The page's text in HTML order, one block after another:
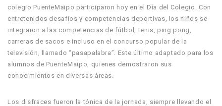
colegio PuenteMaipo participaron hoy en el Día del Colegio. Con
entretenidos desafíos y competencias deportivas, los niños se
integraron a las competencias de fútbol, tenis, ping pong,
carreras de sacos e incluso en el concurso popular de la
televisión, llamado “pasapalabra”. Este último adaptado para los
alumnos de PuenteMaipo, quienes demostraron sus
conocimientos en diversas áreas.
Los disfraces fueron la tónica de la jornada, siempre llevando el